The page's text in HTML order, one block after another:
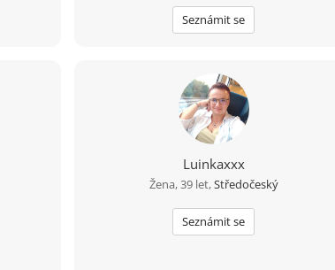
vážný vztah. Zodpovědnost a otevřenost.
Seznámit se
Luinkaxxx
Žena, 39 let,Středočeský
Seznámit se